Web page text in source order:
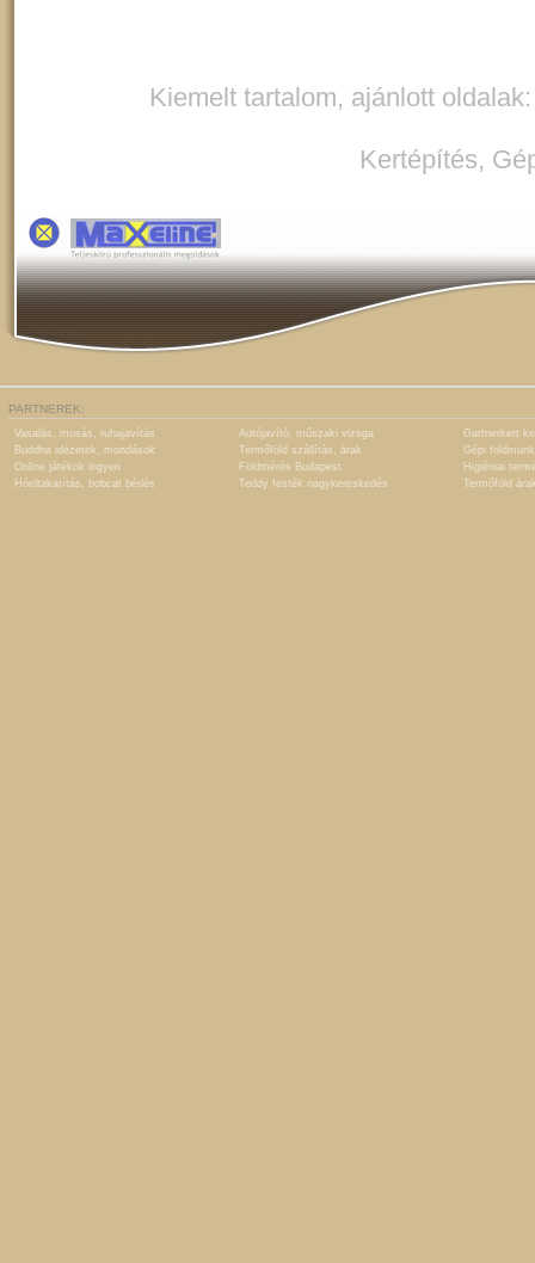
Kiemelt tartalom, ajánlott
Kertépítés,
PARTNEREK:
Vasalás, mosás, ruhajavítás Autójavító, műszaki vizsga
Gartnerkert
Buddha idézetek, mondások
Termőföld szállítás, árak
Gépi
Online játékok ingyen
Földmérés Budapest
Higiéniai
Hóeltakarítás, bobcat bérlés
Teddy festék nagykereskedés Termőföld